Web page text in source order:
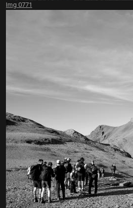
Img 0771